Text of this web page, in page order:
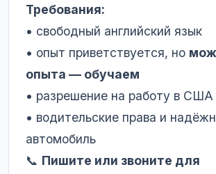
Требования:
• свободный английский язык
• опыт приветствуется, но
опыта — обучаем
• разрешение на работу в США
• водительские права и
автомобиль
📞 Пишите или звоните для